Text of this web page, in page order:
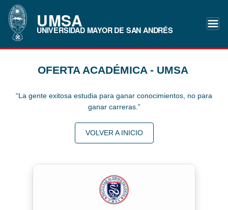
UMSA
UNIVERSIDAD MAYOR DE SAN ANDRÉS
OFERTA ACADÉMICA - UMSA
“La gente exitosa estudia para ganar conocimientos, no para
ganar carreras.”
VOLVER A INICIO